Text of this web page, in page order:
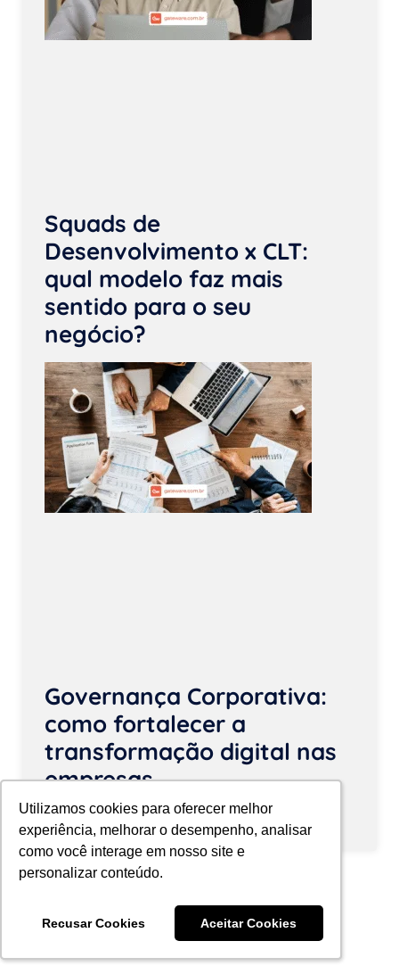
Utilizamos cookies para oferecer melhor
experiência, melhorar o desempenho, analisar
como você interage em nosso site e
personalizar conteúdo.
Recusar Cookies Aceitar Cookies
Utilizamos cookies para oferecer melhor
experiência, melhorar o desempenho, analisar
como você interage em nosso site e
personalizar conteúdo.
Recusar Cookies Aceitar Cookies
Squads de
Desenvolvimento x CLT:
qual modelo faz mais
sentido para o seu
negócio?
Governança Corporativa:
como fortalecer a
transformação digital nas
empresas